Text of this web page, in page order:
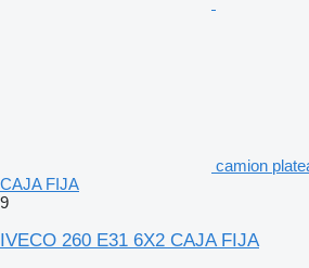
camion
CAJA FIJA
9
IVECO 260 E31 6X2 CAJA FIJA